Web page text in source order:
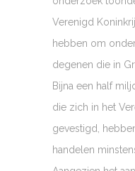
Verenigd
hebben om
degenen die in
Bijna een half
die zich in het
gevestigd,
handelen